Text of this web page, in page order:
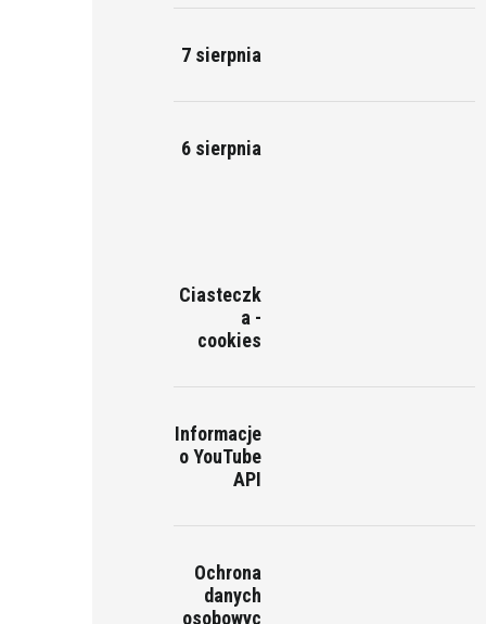
7 sierpnia
6 sierpnia
Ciasteczk
a -
cookies
Informacje
o YouTube
API
Ochrona
danych
osobowyc